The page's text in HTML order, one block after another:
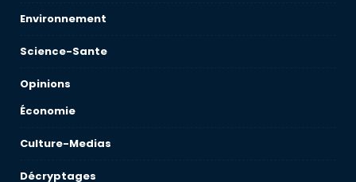
Environnement
Science-Sante
Opinions
Économie
Culture-Medias
Décryptages